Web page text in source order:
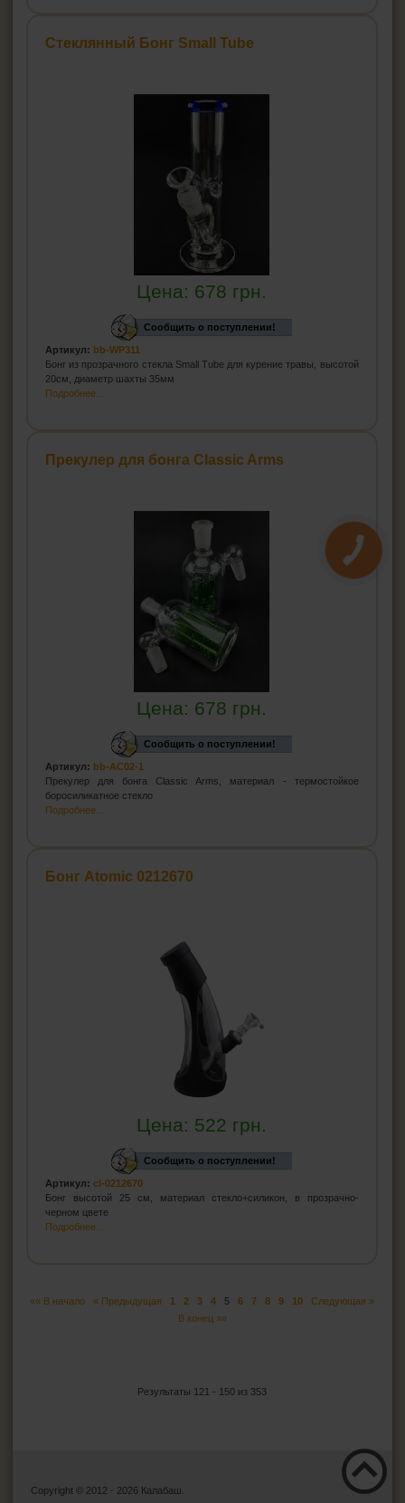
Стеклянный Бонг Small Tube
Цена: 678 грн.
Сообщить о поступлении!
Артикул: bb-WP311
Бонг из прозрачного стекла Small Tube для курение травы, высотой
20см, диаметр шахты 35мм
Подробнее...
Прекулер для бонга Classic Arms
Цена: 678 грн.
Сообщить о поступлении!
Артикул: bb-AC02-1
Прекулер для бонга Classic Arms, материал - термостойкое
боросиликатное стекло
Подробнее...
Бонг Atomic 0212670
Цена: 522 грн.
Сообщить о поступлении!
Артикул: cl-0212670
Бонг высотой 25 см, материал стекло+силикон, в прозрачно-
черном цвете
Подробнее...
«« В начало « Предыдущая 1 2 3 4 5 6 7 8 9 10
Следующая »
В конец »»
Результаты 121 - 150 из 353
Copyright © 2012 - 2026 Калабаш.